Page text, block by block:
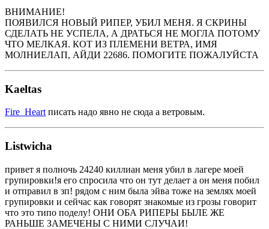
ВНИМАНИЕ!
ПОЯВИЛСЯ НОВЫЙ РИПЕР, УБИЛ МЕНЯ. Я СКРИНЫ
СДЕЛАТЬ НЕ УСПЕЛА, А ДРАТЬСЯ НЕ МОГЛА ПОТОМУ
ЧТО МЕЛКАЯ. КОТ ИЗ ПЛЕМЕНИ ВЕТРА, ИМЯ
МОЛНИЕЛАП, АЙДИ 22686. ПОМОГИТЕ ПОЖАЛУЙСТА
Kaeltas
Fire_Heart писать надо явно не сюда а ветровым.
Listwicha
привет я полночь 24240 киллиан меня убил в лагере моей
групировки!я его спросила что он тут делает а он меня побил
и отправил в зп! рядом с ним была эйва тоже на землях моей
групировки и сейчас как говорят знакомые из грозы говорит
что это типо поделу! ОНИ ОБА РИПЕРЫ БЫЛЕ ЖЕ
РАНЬШЕ ЗАМЕЧЕНЫ С НИМИ СЛУЧАИ!